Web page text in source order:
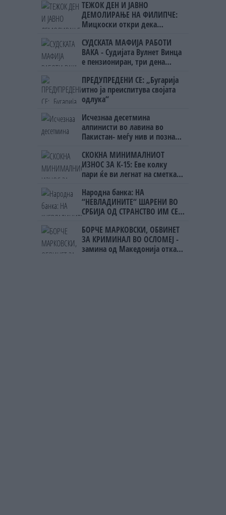
ТЕЖОК ДЕН И ЈАВНО
ДЕМОЛИРАЊЕ НА ФИЛИПЧЕ:
Мицкоски откри дека
ништо, освен за кеш
СУДСКАТА МАФИЈА РАБОТИ
ВАКА - Судијата Вулнет Винца
е пензиониран, три дена
на бизнисменот Марковски
ПРЕДУПРЕДЕНИ СЕ: „Бугарија
итно ја преиспитува својата
одлука“
Исчезнаа десетмина
алпинисти во лавина во
Пакистан- меѓу нив и познат
СКОКНА МИНИМАЛНИОТ
ИЗНОС ЗА К-15: Еве колку
пари ќе ви легнат на сметка
Народна банка: НА
“НЕВЛАДИНИТЕ“ ШАРЕНИ ВО
СРБИЈА ОД СТРАНСТВО ИМ СЕ
ЕВРА!!!
БОРЧЕ МАРКОВСКИ, ОБВИНЕТ
ЗА КРИМИНАЛ ВО ОСЛОМЕЈ -
замина од Македонија откако